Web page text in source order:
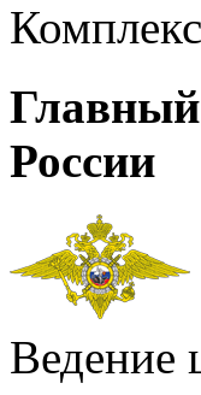
России
Ведение